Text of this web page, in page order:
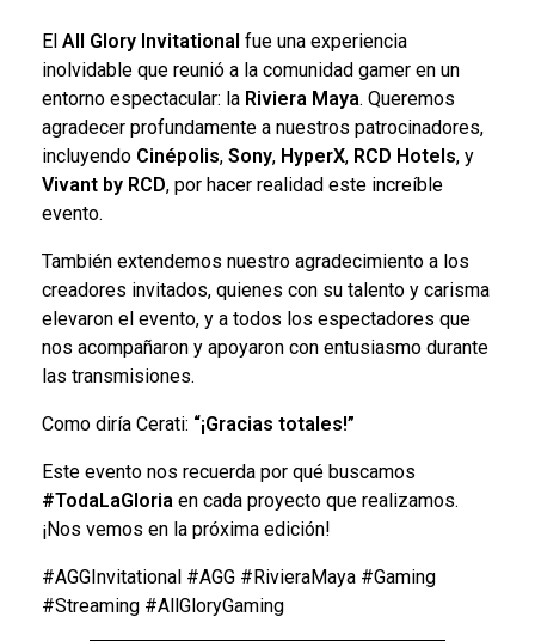
El All Glory Invitational fue una experiencia
inolvidable que reunió a la comunidad gamer en un
entorno espectacular: la Riviera Maya. Queremos
agradecer profundamente a nuestros patrocinadores,
incluyendo Cinépolis, Sony, HyperX, RCD Hotels, y
Vivant by RCD, por hacer realidad este increíble
evento.
También extendemos nuestro agradecimiento a los
creadores invitados, quienes con su talento y carisma
elevaron el evento, y a todos los espectadores que
nos acompañaron y apoyaron con entusiasmo durante
las transmisiones.
Como diría Cerati: “¡Gracias totales!”
Este evento nos recuerda por qué buscamos
#TodaLaGloria en cada proyecto que realizamos.
¡Nos vemos en la próxima edición!
#AGGInvitational #AGG #RivieraMaya #Gaming
#Streaming #AllGloryGaming